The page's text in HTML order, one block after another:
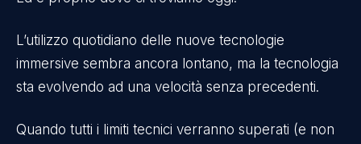
L’utilizzo quotidiano delle nuove tecnologie
immersive sembra ancora lontano, ma la tecnologia
sta evolvendo ad una velocità senza precedenti.
Quando tutti i limiti tecnici verranno superati (e non